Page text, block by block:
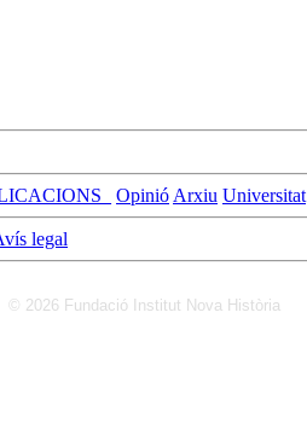
Opinió Arxiu Universitat
legal
© 2026 Fundació Institut Nova Història